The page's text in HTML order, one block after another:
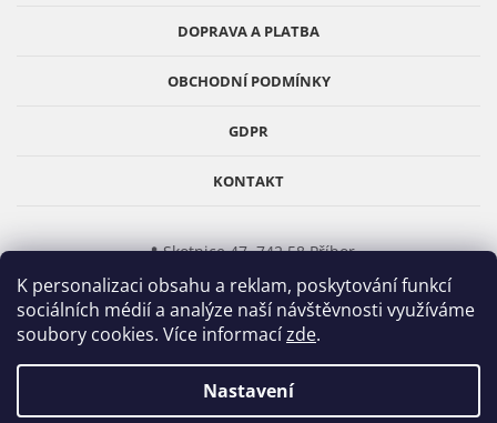
K personalizaci obsahu a reklam, poskytování funkcí
sociálních médií a analýze naší návštěvnosti využíváme
soubory cookies. Více informacízde.
Nastavení
v
p
s
DOPRAVA A PLATBA
OBCHODNÍ PODMÍNKY
GDPR
KONTAKT
📍 Skotnice 47, 742 58 Příbor
📞777 312 905(Po–Pá 8–17)
✉️ info@obklady-cz.cz
E-shopObklady-cz.cz–Základ vašeho domova.